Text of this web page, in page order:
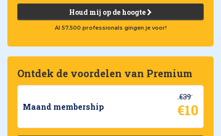
Houd mij op de hoogte
Al 57.500 professionals gingen je voor!
Ontdek de voordelen van Premium
Maand membership
€39
€10